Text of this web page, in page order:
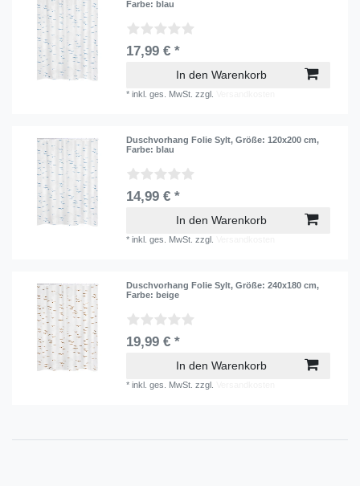
Farbe: blau
17,99 € *
In den Warenkorb
*inkl. ges. MwSt. zzgl.
Duschvorhang Folie Sylt, Größe: 120x200 cm,
Farbe: blau
14,99 € *
In den Warenkorb
*inkl. ges. MwSt. zzgl.
Duschvorhang Folie Sylt, Größe: 240x180 cm,
Farbe: beige
19,99 € *
In den Warenkorb
*inkl. ges. MwSt. zzgl.